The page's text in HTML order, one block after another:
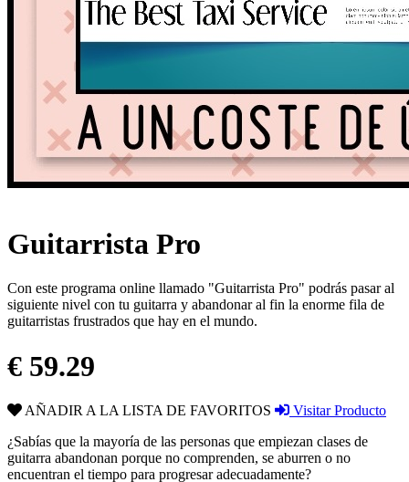
Guitarrista Pro
Con este programa online llamado "Guitarrista Pro" podrás pasar al
siguiente nivel con tu guitarra y abandonar al fin la enorme fila de
guitarristas frustrados que hay en el mundo.
€ 59.29
AÑADIR A LA LISTA DE FAVORITOS
Visitar Producto
¿Sabías que la mayoría de las personas que empiezan clases de
guitarra abandonan porque no comprenden, se aburren o no
encuentran el tiempo para progresar adecuadamente?